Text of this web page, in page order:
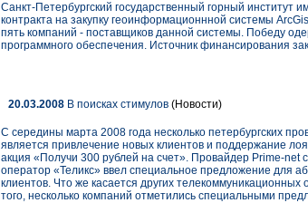
Санкт-Петербургский государственный горный институт
контракта на закупку геоинформационнной системы
пять компаний - поставщиков данной системы. Победу
программного обеспечения. Источник финансирования
20.03.2008 В поисках стимулов (Новости)
С середины марта 2008 года несколько петербургских
является привлечение новых клиентов и поддержание
акция «Получи 300 рублей на счет». Провайдер Prime-net
оператор «Теликс» ввел специальное предложение для
клиентов. Что же касается других
того, несколько компаний отметились специальными